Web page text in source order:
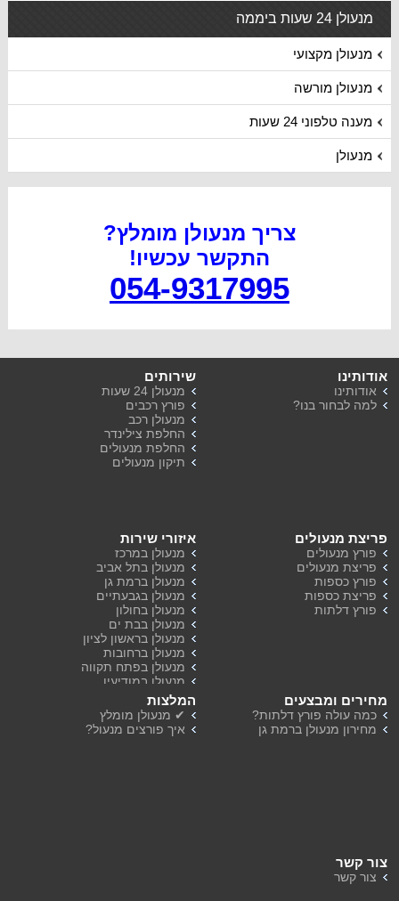
מנעולן 24 שעות ביממה
מנעולן מקצועי
מנעולן מורשה
מענה טלפוני 24 שעות
מנעולן
צריך מנעולן מומלץ?
התקשר עכשיו!
054-9317995
אודותינו
אודותינו
למה לבחור בנו?
שירותים
מנעולן 24 שעות
פורץ רכבים
מנעולן רכב
החלפת צילינדר
החלפת מנעולים
תיקון מנעולים
פריצת מנעולים
פורץ מנעולים
פריצת מנעולים
פורץ כספות
פריצת כספות
פורץ דלתות
איזורי שירות
מנעולן במרכז
מנעולן בתל אביב
מנעולן ברמת גן
מנעולן בגבעתיים
מנעולן בחולון
מנעולן בבת ים
מנעולן בראשון לציון
מנעולן ברחובות
מנעולן בפתח תקווה
מנעולן במודיעין
מנעולן ברמת השרון
מנעולן בהוד השרון
מחירים ומבצעים
כמה עולה פורץ דלתות?
מחירון מנעולן ברמת גן
המלצות
✔ מנעולן מומלץ
איך פורצים מנעול?
צור קשר
צור קשר